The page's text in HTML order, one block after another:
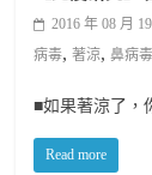
2016 年 08 月
病毒,著涼,鼻病毒
■如果著涼了，
Read more